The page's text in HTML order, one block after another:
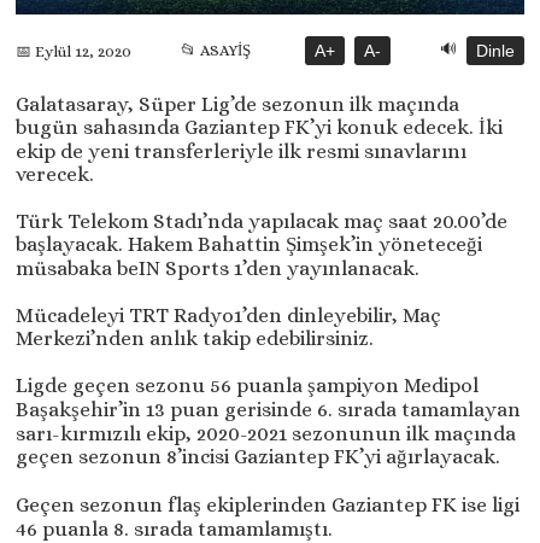
📅 Eylül 12, 2020 📂 ASAYİŞ A+ A- 🔊 Dinle
Galatasaray, Süper Lig’de sezonun ilk maçında
bugün sahasında Gaziantep FK’yi konuk edecek. İki
ekip de yeni transferleriyle ilk resmi sınavlarını
verecek.
Türk Telekom Stadı’nda yapılacak maç saat 20.00’de
başlayacak. Hakem Bahattin Şimşek’in yöneteceği
müsabaka beIN Sports 1’den yayınlanacak.
Mücadeleyi TRT Radyo1’den dinleyebilir, Maç
Merkezi’nden anlık takip edebilirsiniz.
Ligde geçen sezonu 56 puanla şampiyon Medipol
Başakşehir’in 13 puan gerisinde 6. sırada tamamlayan
sarı-kırmızılı ekip, 2020-2021 sezonunun ilk maçında
geçen sezonun 8’incisi Gaziantep FK’yi ağırlayacak.
Geçen sezonun flaş ekiplerinden Gaziantep FK ise ligi
46 puanla 8. sırada tamamlamıştı.